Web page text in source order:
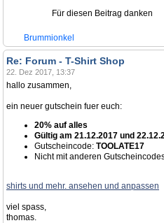
Für diesen Beitrag danken
Brummionkel
Re: Forum - T-Shirt Shop
22. Dez 2017, 13:37
hallo zusammen,
ein neuer gutschein fuer euch:
20% auf alles
Gültig am 21.12.2017 und
Gutscheincode: TOOLATE17
Nicht mit anderen
shirts und mehr. ansehen und anpassen
viel spass,
thomas.